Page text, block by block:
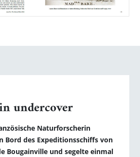
undercover
Naturforscherin
Bord des Expeditionsschiffs von
Bougainville und segelte einmal